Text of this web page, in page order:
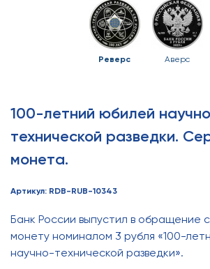
Реверс Аверс
100-летний юбилей
технической разведки.
монета.
Артикул: RDB-RUB-10343
Банк России выпустил в обращение
монету номиналом 3 рубля «100-
научно-технической разведки».